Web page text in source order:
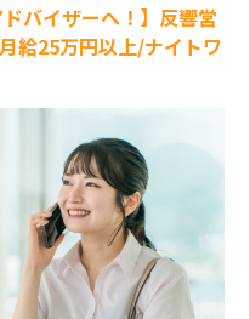
バイザーへ！】反響営
給25万円以上/ナイトワ